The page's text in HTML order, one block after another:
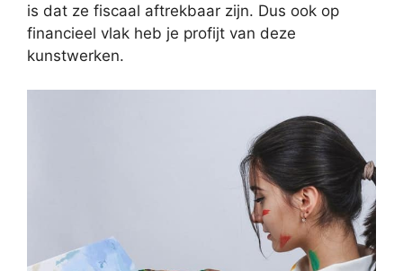
is dat ze fiscaal aftrekbaar zijn. Dus ook op
financieel vlak heb je profijt van deze
kunstwerken.